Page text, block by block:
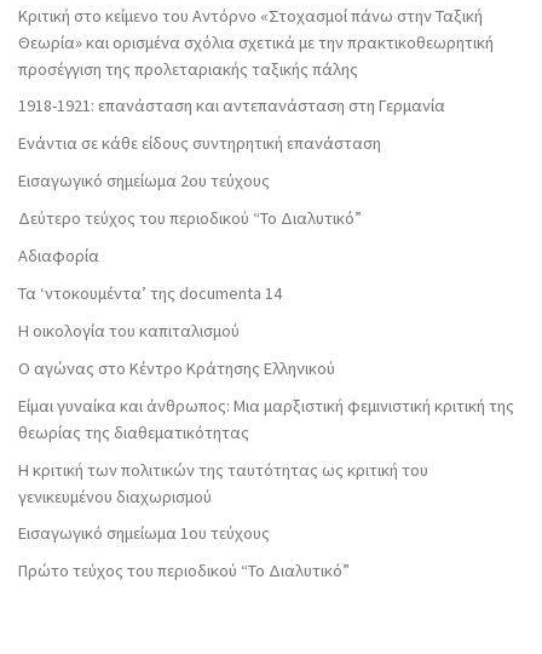
Κριτική στο κείμενο του Αντόρνο «Στοχασμοί πάνω στην Ταξική
Θεωρία» και ορισμένα σχόλια σχετικά με την πρακτικοθεωρητική
προσέγγιση της προλεταριακής ταξικής πάλης
1918-1921: επανάσταση και αντεπανάσταση στη Γερμανία
Ενάντια σε κάθε είδους συντηρητική επανάσταση
Εισαγωγικό σημείωμα 2ου τεύχους
Δεύτερο τεύχος του περιοδικού “Το Διαλυτικό”
Αδιαφορία
Τα ‘ντοκουμέντα’ της documenta 14
Η οικολογία του καπιταλισμού
Ο αγώνας στο Κέντρο Κράτησης Ελληνικού
Είμαι γυναίκα και άνθρωπος: Μια μαρξιστική φεμινιστική κριτική της
θεωρίας της διαθεματικότητας
Η κριτική των πολιτικών της ταυτότητας ως κριτική του
γενικευμένου διαχωρισμού
Εισαγωγικό σημείωμα 1ου τεύχους
Πρώτο τεύχος του περιοδικού “Το Διαλυτικό”